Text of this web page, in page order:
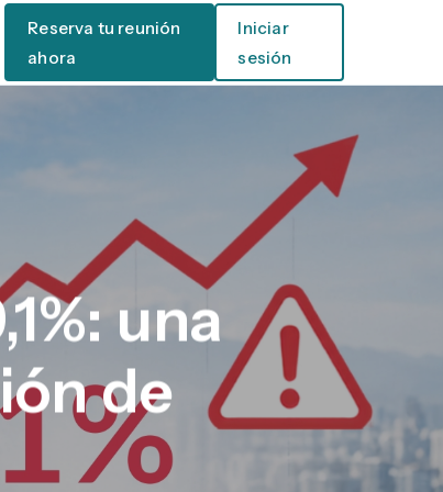
Reserva tu reunión
ahora
Iniciar
sesión
una
de